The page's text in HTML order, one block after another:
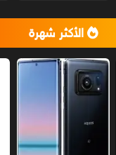
الأكثر شهرة